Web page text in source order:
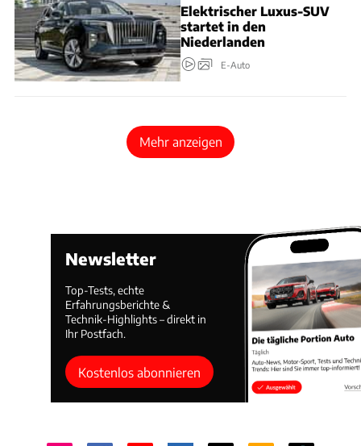
Elektrischer Luxus-SUV
startet in den
Niederlanden
E-Auto
Mehr anzeigen
Newsletter
Top-Tests, echte
Erfahrungsberichte &
Technik-Highlights – direkt in
Ihr Postfach.
Kostenlos abonnieren